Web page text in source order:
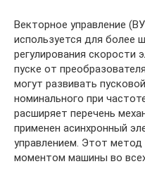
Векторное управление
используется для более
регулирования скорости
пуске от
могут развивать
номинального при
расширяет перечень
применен асинхронный
управлением. Этот
моментом машины во